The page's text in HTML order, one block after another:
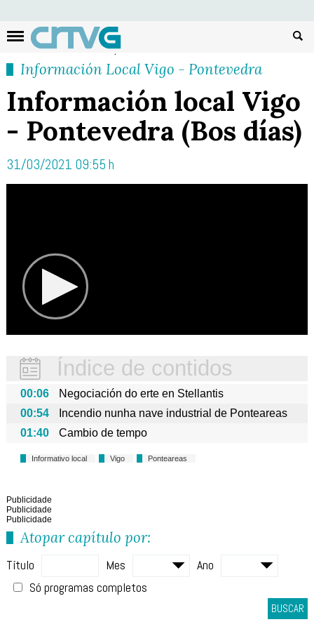
Información Local Vigo - Pontevedra
Información local Vigo
- Pontevedra (Bos días)
31/03/2021 09:55 h
Índice de contidos
00:06
Negociación do erte en Stellantis
00:54
Incendio nunha nave industrial de Ponteareas
01:40
Cambio de tempo
Informativo local Vigo Ponteareas
Publicidade
Publicidade
Publicidade
Atopar capítulo por:
Título Mes
Ano
Só programas completos
BUSCAR